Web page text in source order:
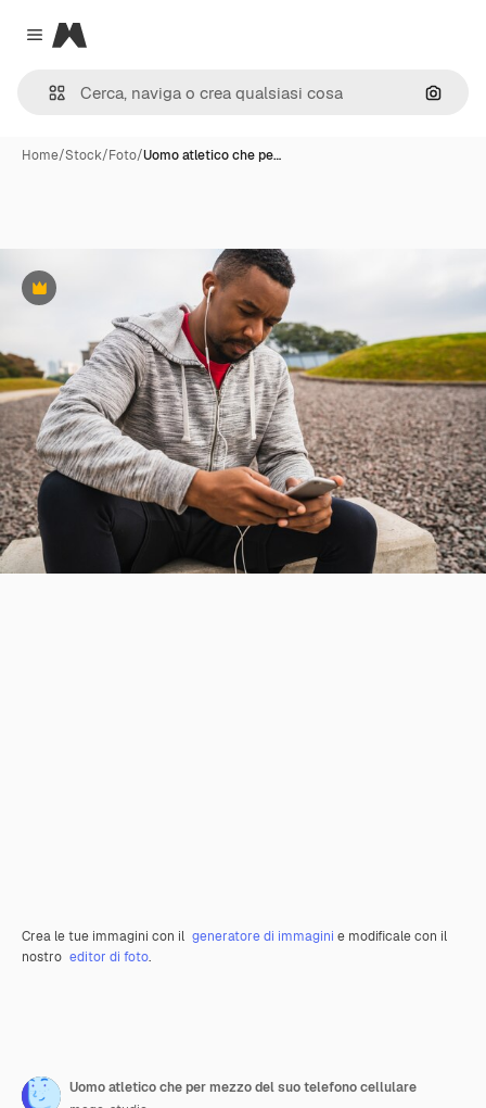
Close menu
Magnific
Cerca
Home/Stock/Foto/Uomo atletico che pe…
Premium
Crea le tue immagini con il generatore di immagini e modificale con il
nostro editor di foto.
Uomo atletico che per mezzo del suo telefono cellulare